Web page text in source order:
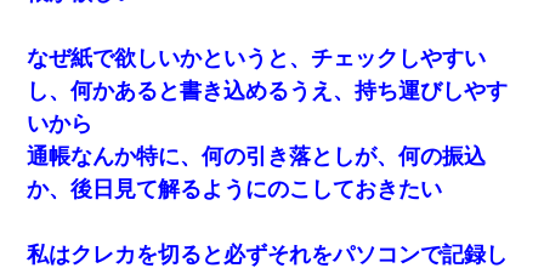
なぜ紙で欲しいかというと、チェックしやすい
し、何かあると書き込めるうえ、持ち運びしやす
いから
通帳なんか特に、何の引き落としが、何の振込
か、後日見て解るようにのこしておきたい
私はクレカを切ると必ずそれをパソコンで記録し